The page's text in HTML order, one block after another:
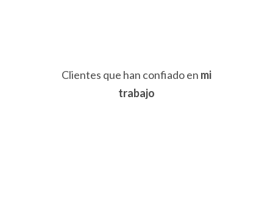
Clientes que han confiado en mi
trabajo